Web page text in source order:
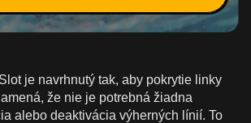
je navrhnutý tak, aby pokrytie linky
že nie je potrebná žiadna
alebo deaktivácia výherných línií. To